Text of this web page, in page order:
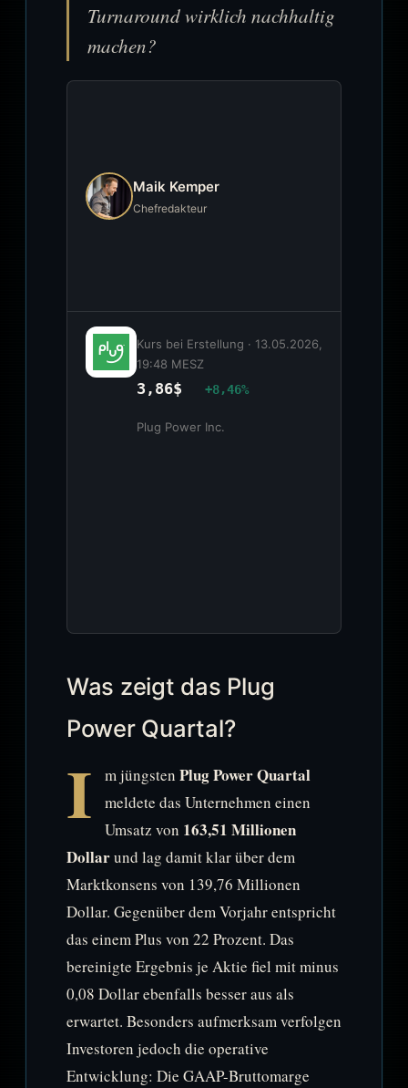
Turnaround wirklich nachhaltig
machen?
Maik Kemper
Chefredakteur
Kurs bei Erstellung · 13.05.2026,
19:48 MESZ
3,86$ +8,46%
Plug Power Inc.
Was zeigt das Plug
Power Quartal?
I m jüngsten Plug Power Quartal
meldete das Unternehmen einen
Umsatz von 163,51 Millionen
Dollarund lag damit klar über dem
Marktkonsens von 139,76 Millionen
Dollar. Gegenüber dem Vorjahr entspricht
das einem Plus von 22 Prozent. Das
bereinigte Ergebnis je Aktie fiel mit minus
0,08 Dollar ebenfalls besser aus als
erwartet. Besonders aufmerksam verfolgen
Investoren jedoch die operative
Entwicklung: Die GAAP-Bruttomarge